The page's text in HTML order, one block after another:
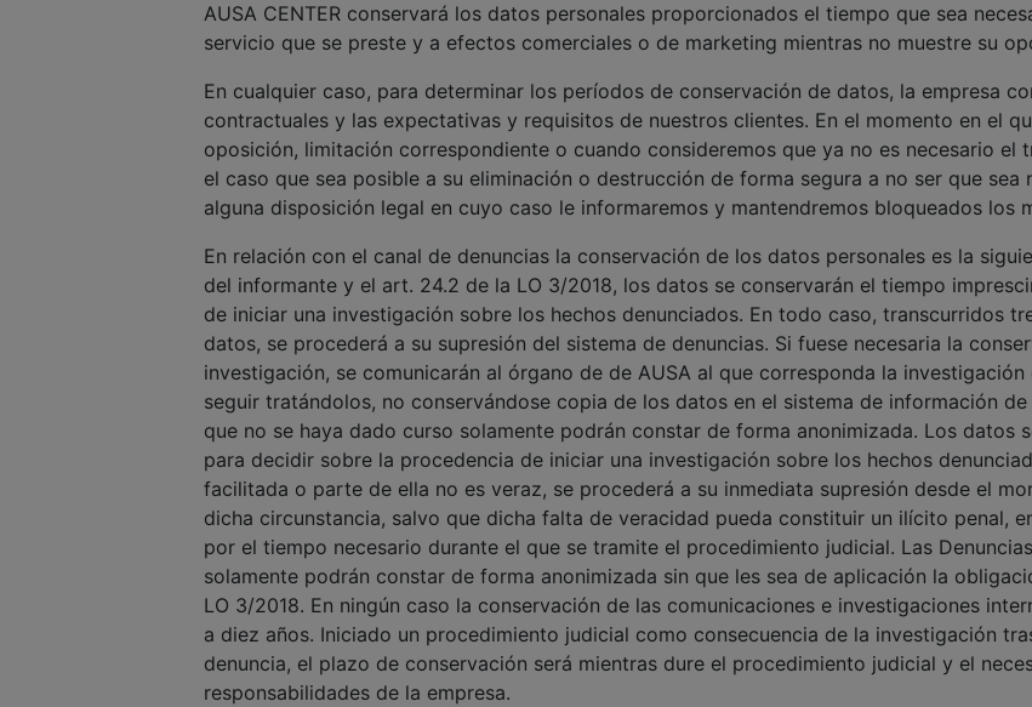
AUSA CENTER conservará los datos personales proporcionados el tiempo que sea
servicio que se preste y a efectos comerciales o de marketing mientras no muestre su
En cualquier caso, para determinar los períodos de conservación de datos, la empresa
contractuales y las expectativas y requisitos de nuestros clientes. En el momento en el
oposición, limitación correspondiente o cuando consideremos que ya no es necesario el
el caso que sea posible a su eliminación o destrucción de forma segura a no ser que
alguna disposición legal en cuyo caso le informaremos y mantendremos bloqueados los
En relación con el canal de denuncias la conservación de los datos personales es la
del informante y el art. 24.2 de la LO 3/2018, los datos se conservarán el tiempo
de iniciar una investigación sobre los hechos denunciados. En todo caso, transcurridos
datos, se procederá a su supresión del sistema de denuncias. Si fuese necesaria la
investigación, se comunicarán al órgano de de AUSA al que corresponda la
seguir tratándolos, no conservándose copia de los datos en el sistema de información
que no se haya dado curso solamente podrán constar de forma anonimizada. Los datos
para decidir sobre la procedencia de iniciar una investigación sobre los hechos
facilitada o parte de ella no es veraz, se procederá a su inmediata supresión desde el
dicha circunstancia, salvo que dicha falta de veracidad pueda constituir un ilícito penal,
por el tiempo necesario durante el que se tramite el procedimiento judicial. Las
solamente podrán constar de forma anonimizada sin que les sea de aplicación la
LO 3/2018. En ningún caso la conservación de las comunicaciones e investigaciones
a diez años. Iniciado un procedimiento judicial como consecuencia de la investigación
denuncia, el plazo de conservación será mientras dure el procedimiento judicial y el
responsabilidades de la empresa.